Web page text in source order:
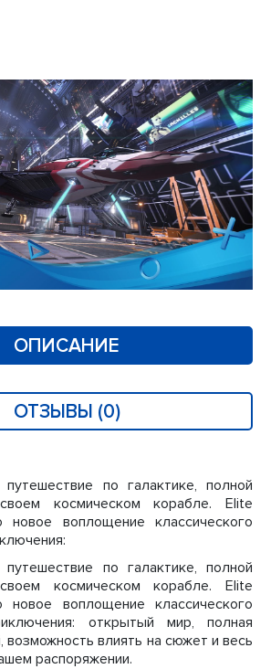
ОПИСАНИЕ
ОТЗЫВЫ (0)
по галактике, полной
космическом корабле. Elite
воплощение классического
по галактике, полной
космическом корабле. Elite
воплощение классического
открытый мир, полная
возможность влиять на сюжет и весь
распоряжении.